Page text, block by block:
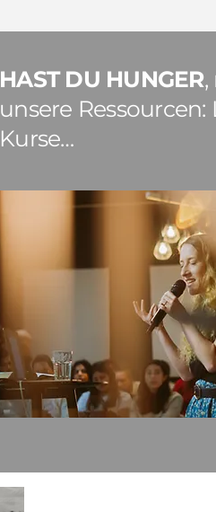
HAST DU HUNGER,
unsere Ressourcen:
Kurse…